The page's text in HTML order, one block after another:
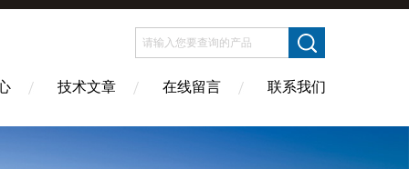
技术文章 在线留言 联系我们